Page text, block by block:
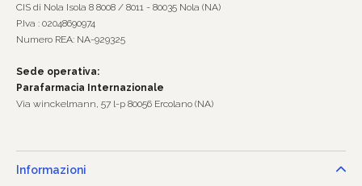
CIS di Nola Isola 8 8008 / 8011 - 80035 Nola (NA)
P.Iva : 02048690974
Numero REA: NA-929325
Sede operativa:
Parafarmacia Internazionale
Via winckelmann, 57 l-p 80056 Ercolano (NA)
Informazioni